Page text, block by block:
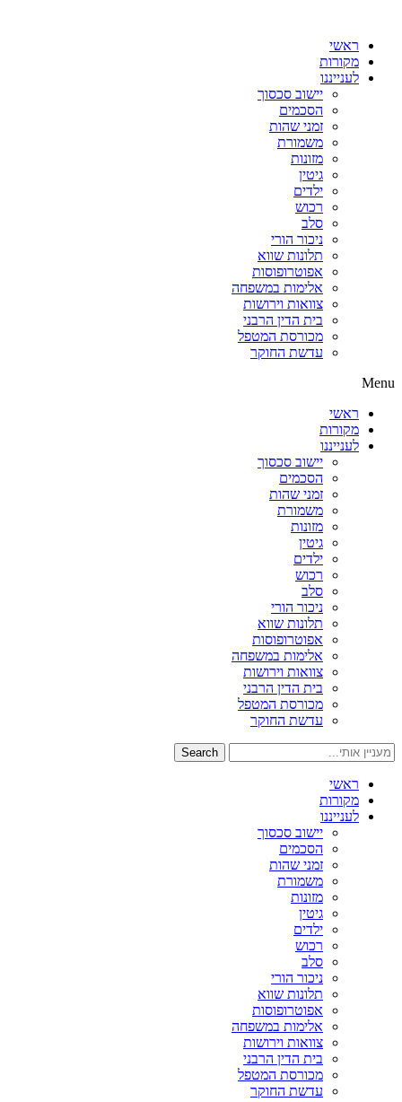
ראשי
מקורות
לענייננו
יישוב סכסוך
הסכמים
זמני שהות
משמורת
מזונות
גיטין
ילדים
רכוש
סלב
ניכור הורי
תלונות שווא
אפוטרופוסות
אלימות במשפחה
צוואות וירושות
בית הדין הרבני
מכורסת המטפל
עדשת החוקר
Menu
ראשי
מקורות
לענייננו
יישוב סכסוך
הסכמים
זמני שהות
משמורת
מזונות
גיטין
ילדים
רכוש
סלב
ניכור הורי
תלונות שווא
אפוטרופוסות
אלימות במשפחה
צוואות וירושות
בית הדין הרבני
מכורסת המטפל
עדשת החוקר
Search
ראשי
מקורות
לענייננו
יישוב סכסוך
הסכמים
זמני שהות
משמורת
מזונות
גיטין
ילדים
רכוש
סלב
ניכור הורי
תלונות שווא
אפוטרופוסות
אלימות במשפחה
צוואות וירושות
בית הדין הרבני
מכורסת המטפל
עדשת החוקר